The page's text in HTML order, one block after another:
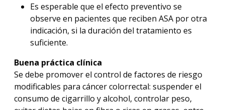
Es esperable que el efecto preventivo se
observe en pacientes que reciben ASA por otra
indicación, si la duración del tratamiento es
suficiente.
Buena práctica clínica
Se debe promover el control de factores de riesgo
modificables para cáncer colorrectal: suspender el
consumo de cigarrillo y alcohol, controlar peso,